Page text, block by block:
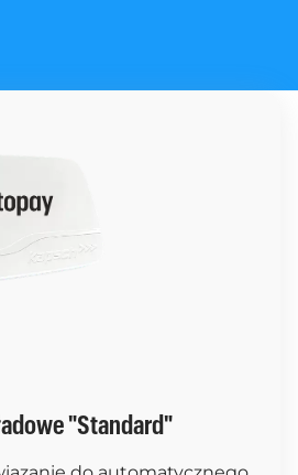
"Standard"